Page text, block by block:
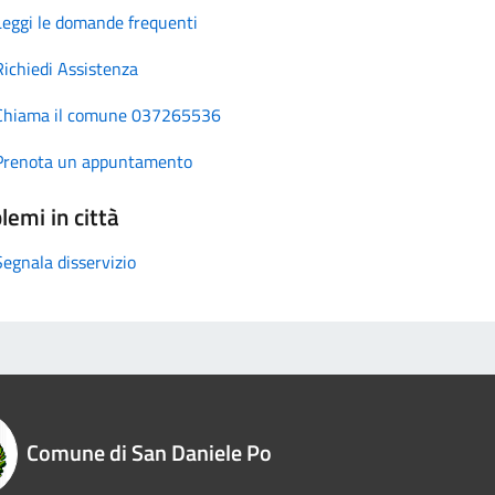
le domande frequenti
Assistenza
il comune 037265536
un appuntamento
in città
disservizio
Comune di San Daniele Po